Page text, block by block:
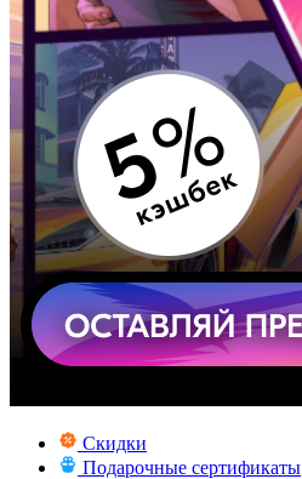
Скидки
Подарочные сертификаты